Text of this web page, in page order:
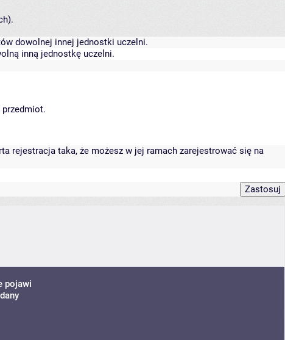
dowolnej innej jednostki uczelni.
inną jednostkę uczelni.
rejestracja taka, że możesz w jej ramach zarejestrować się na
pojawi